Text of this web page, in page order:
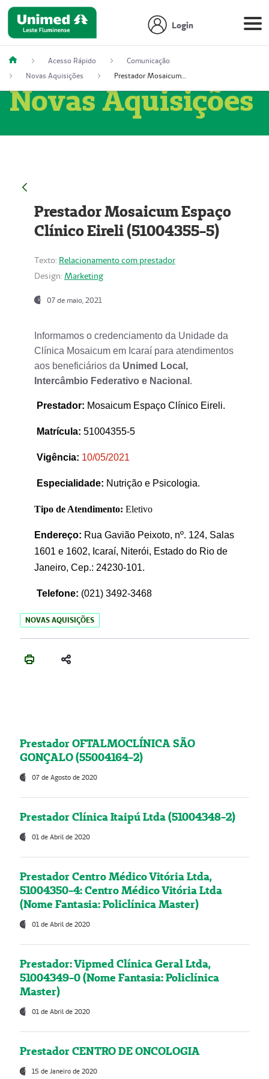
Login
Acesso Rápido
Comunicação
Novas Aquisições
Prestador Mosaicum Espaço Clínico Eireli (51004355-5)
Novas Aquisições
Prestador Mosaicum Espaço
Clínico Eireli (51004355-5)
Texto: Relacionamento com prestador
Design: Marketing
07 de maio, 2021
Informamos o credenciamento da Unidade da
Clínica Mosaicum em Icaraí para atendimentos
aos beneficiários da Unimed Local,
Intercâmbio Federativo e Nacional .
Prestador: Mosaicum Espaço Clínico Eireli.
Matrícula: 51004355-5
Vigência: 10/05/2021
Especialidade: Nutrição e Psicologia.
Tipo de Atendimento: Eletivo
Endereço: Rua Gavião Peixoto, nº. 124, Salas
1601 e 1602, Icaraí, Niterói, Estado do Rio de
Janeiro, Cep.: 24230-101.
Telefone: (021) 3492-3468
NOVAS AQUISIÇÕES
Prestador OFTALMOCLÍNICA SÃO
GONÇALO (55004164-2)
07 de Agosto de 2020
Prestador Clínica Itaipú Ltda (51004348-2)
01 de Abril de 2020
Prestador Centro Médico Vitória Ltda,
51004350-4: Centro Médico Vitória Ltda
(Nome Fantasia: Policlínica Master)
01 de Abril de 2020
Prestador: Vipmed Clínica Geral Ltda,
51004349-0 (Nome Fantasia: Policlínica
Master)
01 de Abril de 2020
Prestador CENTRO DE ONCOLOGIA
15 de Janeiro de 2020